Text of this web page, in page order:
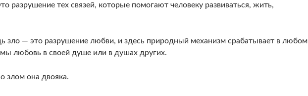
разрушение тех связей, которые помогают че­ловеку развиваться, жить,
зло — это разрушение любви, и здесь природный механизм срабатывает в любом
мы любовь в своей душе или в душах других.
злом она двояка.